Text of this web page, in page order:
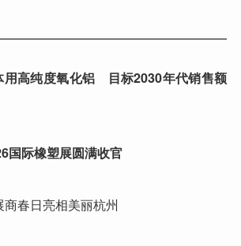
高纯度氧化铝 目标2030年代销售额
国际橡塑展圆满收官
春日亮相美丽杭州